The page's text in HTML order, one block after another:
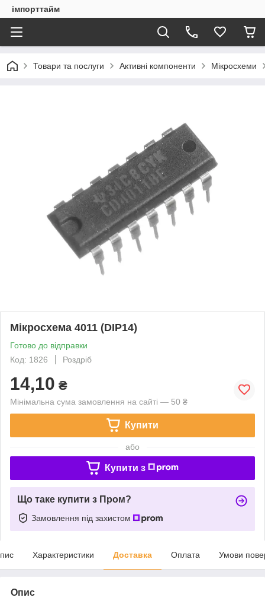
імпорттайм
Товари та послуги Активні компоненти Мікросхеми
Мікросхема 4011 (DIP14)
Готово до відправки
Код: 1826
Роздріб
14,10 ₴
Мінімальна сума замовлення на сайті — 50 ₴
Купити
або
Купити з
Що таке купити з Пром?
Замовлення під захистом
Характеристики Доставка Оплата Умови
Опис